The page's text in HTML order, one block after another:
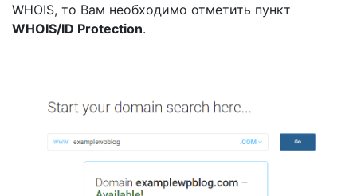
WHOIS, то Вам необходимо отметить пункт
WHOIS/ID Protection.